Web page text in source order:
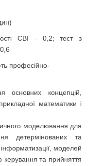
ЄВІ - 0,2; тест з
професійно-
основних концепцій,
математики і
моделювання для
детермінованих та
інформатизації, моделей
керування та прийняття